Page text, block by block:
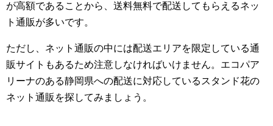
が高額であることから、送料無料で配送してもらえるネッ
ト通販が多いです。
ただし、ネット通販の中には配送エリアを限定している通
販サイトもあるため注意しなければいけません。エコパア
リーナのある静岡県への配送に対応しているスタンド花の
ネット通販を探してみましょう。